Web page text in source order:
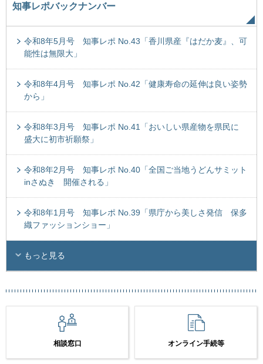
知事レポバックナンバー
令和8年5月号 知事レポ No.43「香川県産『はだか麦』、可
能性は無限大」
令和8年4月号 知事レポ No.42「健康寿命の延伸は良い姿勢
から」
令和8年3月号 知事レポ No.41「おいしい県産物を県民に
盛大に初市祈願祭」
令和8年2月号 知事レポ No.40「全国ご当地うどんサミット
inさぬき 開催される」
令和8年1月号 知事レポ No.39「県庁から美しさ発信 保多
織ファッションショー」
もっと見る
相談窓口 オンライン手続等